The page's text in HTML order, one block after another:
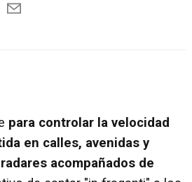
para controlar la velocidad
en calles, avenidas y
acompañados de